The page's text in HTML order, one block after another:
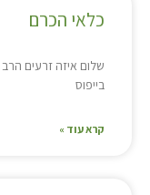
כלאי הכרם
שלום איזה זרעים
בייפוס
קרא עוד »